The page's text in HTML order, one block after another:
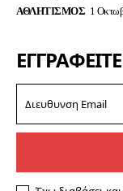
ΑΘΛΗΤΙΣΜΌΣ 1
ΕΓΓΡΑΦΕΊΤΕ